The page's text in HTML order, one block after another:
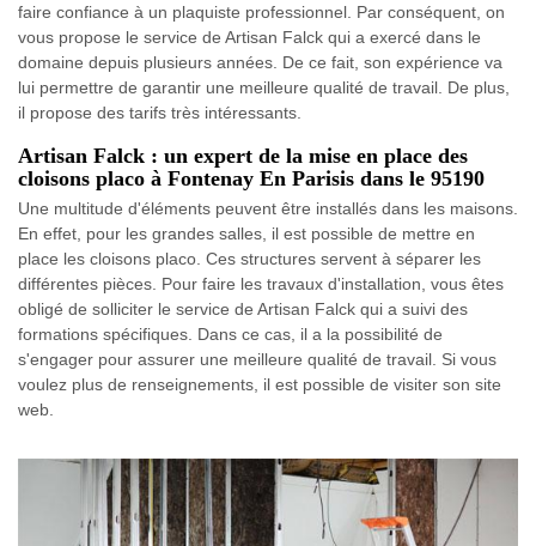
faire confiance à un plaquiste professionnel. Par conséquent, on
vous propose le service de Artisan Falck qui a exercé dans le
domaine depuis plusieurs années. De ce fait, son expérience va
lui permettre de garantir une meilleure qualité de travail. De plus,
il propose des tarifs très intéressants.
Artisan Falck : un expert de la mise en place des
cloisons placo à Fontenay En Parisis dans le 95190
Une multitude d'éléments peuvent être installés dans les maisons.
En effet, pour les grandes salles, il est possible de mettre en
place les cloisons placo. Ces structures servent à séparer les
différentes pièces. Pour faire les travaux d'installation, vous êtes
obligé de solliciter le service de Artisan Falck qui a suivi des
formations spécifiques. Dans ce cas, il a la possibilité de
s'engager pour assurer une meilleure qualité de travail. Si vous
voulez plus de renseignements, il est possible de visiter son site
web.